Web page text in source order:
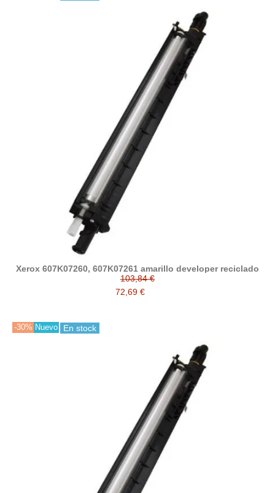
Xerox 607K07260, 607K07261 amarillo developer reciclado
103,84 €
72,69 €
-30% Nuevo En stock